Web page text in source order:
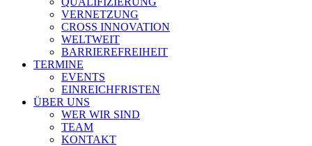
VERNETZUNG
CROSS INNOVATION
WELTWEIT
BARRIEREFREIHEIT
TERMINE
EVENTS
EINREICHFRISTEN
ÜBER UNS
WER WIR SIND
TEAM
KONTAKT